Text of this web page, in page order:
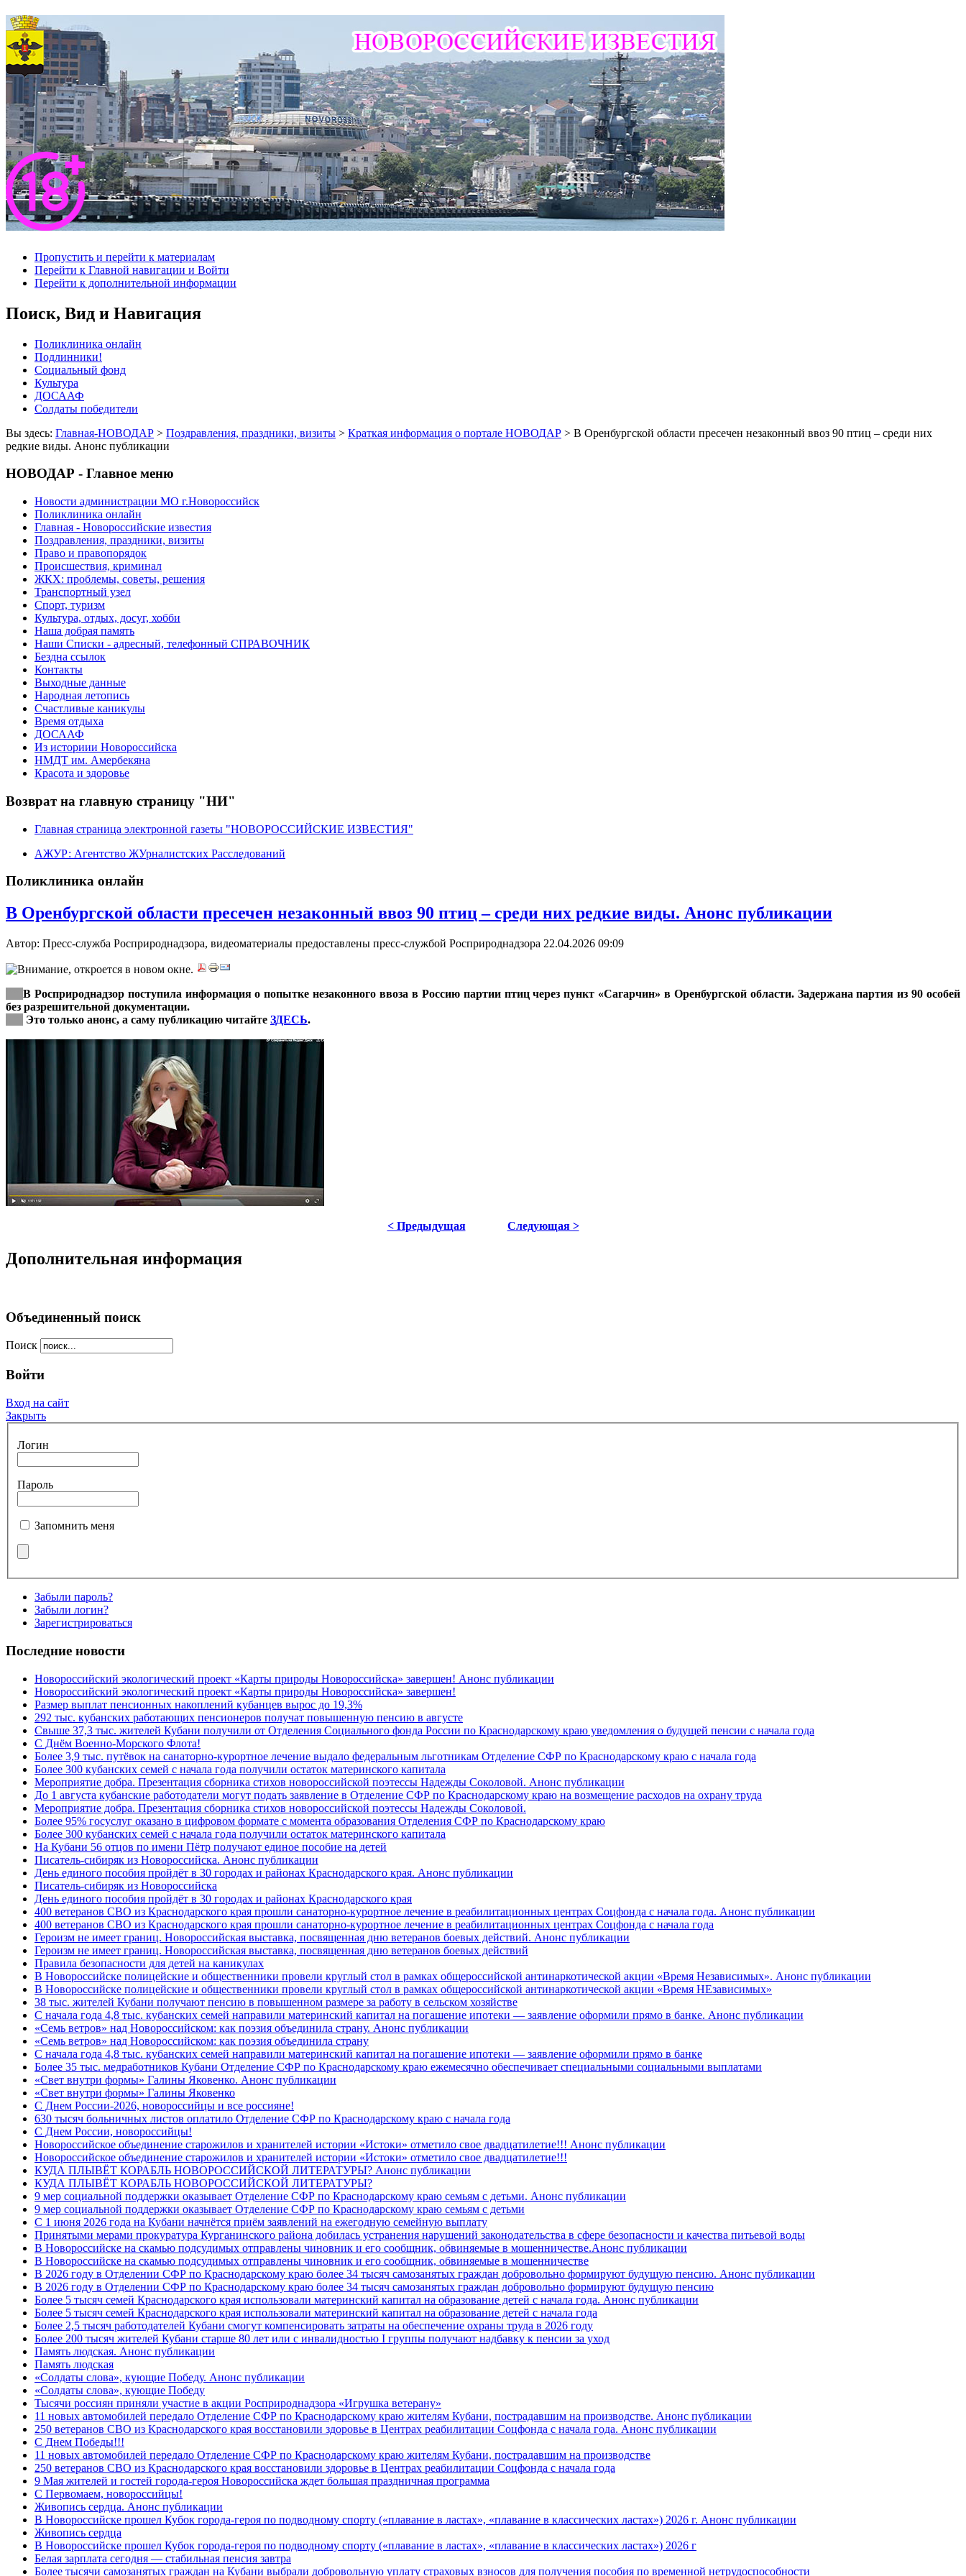
Пропустить и перейти к материалам
Перейти к Главной навигации и Войти
Перейти к дополнительной информации
Поиск, Вид и Навигация
Поликлиника онлайн
Подлинники!
Социальный фонд
Культура
ДОСААФ
Солдаты победители
Вы здесь: Главная-НОВОДАР > Поздравления, праздники, визиты > Краткая информация о портале НОВОДАР > В Оренбургской области пресечен незаконный ввоз 90 птиц – среди них
редкие виды. Анонс публикации
НОВОДАР - Главное меню
Новости администрации МО г.Новороссийск
Поликлиника онлайн
Главная - Новороссийские известия
Поздравления, праздники, визиты
Право и правопорядок
Происшествия, криминал
ЖКХ: проблемы, советы, решения
Транспортный узел
Спорт, туризм
Культура, отдых, досуг, хобби
Наша добрая память
Наши Списки - адресный, телефонный СПРАВОЧНИК
Бездна ссылок
Контакты
Выходные данные
Народная летопись
Счастливые каникулы
Время отдыха
ДОСААФ
Из историии Новороссийска
НМДТ им. Амербекяна
Красота и здоровье
Возврат на главную страницу "НИ"
Главная страница электронной газеты "НОВОРОССИЙСКИЕ ИЗВЕСТИЯ"
АЖУР: Агентство ЖУрналистских Расследований
Поликлиника онлайн
В Оренбургской области пресечен незаконный ввоз 90 птиц – среди них редкие виды. Анонс публикации
Автор: Пресс-служба Росприроднадзора, видеоматериалы предоставлены пресс-службой Росприроднадзора 22.04.2026 09:09
В Росприроднадзор поступила информация о попытке незаконного ввоза в Россию партии птиц через пункт «Сагарчин» в Оренбургской области. Задержана партия из 90 особей
без разрешительной документации.
Это только анонс, а саму публикацию читайте ЗДЕСЬ.
< Предыдущая Следующая >
Дополнительная информация
Объединенный поиск
Поиск
Войти
Вход на сайт
Закрыть
Логин
Пароль
Запомнить меня
Забыли пароль?
Забыли логин?
Зарегистрироваться
Последние новости
Новороссийский экологический проект «Карты природы Новороссийска» завершен! Анонс публикации
Новороссийский экологический проект «Карты природы Новороссийска» завершен!
Размер выплат пенсионных накоплений кубанцев вырос до 19,3%
292 тыс. кубанских работающих пенсионеров получат повышенную пенсию в августе
Свыше 37,3 тыс. жителей Кубани получили от Отделения Социального фонда России по Краснодарскому краю уведомления о будущей пенсии с начала года
C Днём Военно-Морского Флота!
Более 3,9 тыс. путёвок на санаторно-курортное лечение выдало федеральным льготникам Отделение СФР по Краснодарскому краю с начала года
Более 300 кубанских семей с начала года получили остаток материнского капитала
Мероприятие добра. Презентация сборника стихов новороссийской поэтессы Надежды Соколовой. Анонс публикации
До 1 августа кубанские работодатели могут подать заявление в Отделение СФР по Краснодарскому краю на возмещение расходов на охрану труда
Мероприятие добра. Презентация сборника стихов новороссийской поэтессы Надежды Соколовой.
Более 95% госуслуг оказано в цифровом формате с момента образования Отделения СФР по Краснодарскому краю
Более 300 кубанских семей с начала года получили остаток материнского капитала
На Кубани 56 отцов по имени Пётр получают единое пособие на детей
Писатель-сибиряк из Новороссийска. Анонс публикации
День единого пособия пройдёт в 30 городах и районах Краснодарского края. Анонс публикации
Писатель-сибиряк из Новороссийска
День единого пособия пройдёт в 30 городах и районах Краснодарского края
400 ветеранов СВО из Краснодарского края прошли санаторно-курортное лечение в реабилитационных центрах Соцфонда с начала года. Анонс публикации
400 ветеранов СВО из Краснодарского края прошли санаторно-курортное лечение в реабилитационных центрах Соцфонда с начала года
Героизм не имеет границ. Новороссийская выставка, посвященная дню ветеранов боевых действий. Анонс публикации
Героизм не имеет границ. Новороссийская выставка, посвященная дню ветеранов боевых действий
Правила безопасности для детей на каникулах
В Новороссийске полицейские и общественники провели круглый стол в рамках общероссийской антинаркотической акции «Время Независимых». Анонс публикации
В Новороссийске полицейские и общественники провели круглый стол в рамках общероссийской антинаркотической акции «Время НЕзависимых»
38 тыс. жителей Кубани получают пенсию в повышенном размере за работу в сельском хозяйстве
С начала года 4,8 тыс. кубанских семей направили материнский капитал на погашение ипотеки — заявление оформили прямо в банке. Анонс публикации
«Семь ветров» над Новороссийском: как поэзия объединила страну. Анонс публикации
«Семь ветров» над Новороссийском: как поэзия объединила страну
С начала года 4,8 тыс. кубанских семей направили материнский капитал на погашение ипотеки — заявление оформили прямо в банке
Более 35 тыс. медработников Кубани Отделение СФР по Краснодарскому краю ежемесячно обеспечивает специальными социальными выплатами
«Свет внутри формы» Галины Яковенко. Анонс публикации
«Свет внутри формы» Галины Яковенко
C Днем России-2026, новороссийцы и все россияне!
630 тысяч больничных листов оплатило Отделение СФР по Краснодарскому краю с начала года
C Днем России, новороссийцы!
Новороссийское объединение старожилов и хранителей истории «Истоки» отметило свое двадцатилетие!!! Анонс публикации
Новороссийское объединение старожилов и хранителей истории «Истоки» отметило свое двадцатилетие!!!
КУДА ПЛЫВЁТ КОРАБЛЬ НОВОРОССИЙСКОЙ ЛИТЕРАТУРЫ? Анонс публикации
КУДА ПЛЫВЁТ КОРАБЛЬ НОВОРОССИЙСКОЙ ЛИТЕРАТУРЫ?
9 мер социальной поддержки оказывает Отделение СФР по Краснодарскому краю семьям с детьми. Анонс публикации
9 мер социальной поддержки оказывает Отделение СФР по Краснодарскому краю семьям с детьми
С 1 июня 2026 года на Кубани начнётся приём заявлений на ежегодную семейную выплату
Принятыми мерами прокуратура Курганинского района добилась устранения нарушений законодательства в сфере безопасности и качества питьевой воды
В Новороссийске на скамью подсудимых отправлены чиновник и его сообщник, обвиняемые в мошенничестве.Анонс публикации
В Новороссийске на скамью подсудимых отправлены чиновник и его сообщник, обвиняемые в мошенничестве
В 2026 году в Отделении СФР по Краснодарскому краю более 34 тысяч самозанятых граждан добровольно формируют будущую пенсию. Анонс публикации
В 2026 году в Отделении СФР по Краснодарскому краю более 34 тысяч самозанятых граждан добровольно формируют будущую пенсию
Более 5 тысяч семей Краснодарского края использовали материнский капитал на образование детей с начала года. Анонс публикации
Более 5 тысяч семей Краснодарского края использовали материнский капитал на образование детей с начала года
Более 2,5 тысяч работодателей Кубани смогут компенсировать затраты на обеспечение охраны труда в 2026 году
Более 200 тысяч жителей Кубани старше 80 лет или с инвалидностью I группы получают надбавку к пенсии за уход
Память людская. Анонс публикации
Память людская
«Солдаты слова», кующие Победу. Анонс публикации
«Солдаты слова», кующие Победу
Тысячи россиян приняли участие в акции Росприроднадзора «Игрушка ветерану»
11 новых автомобилей передало Отделение СФР по Краснодарскому краю жителям Кубани, пострадавшим на производстве. Анонс публикации
250 ветеранов СВО из Краснодарского края восстановили здоровье в Центрах реабилитации Соцфонда с начала года. Анонс публикации
С Днем Победы!!!
11 новых автомобилей передало Отделение СФР по Краснодарскому краю жителям Кубани, пострадавшим на производстве
250 ветеранов СВО из Краснодарского края восстановили здоровье в Центрах реабилитации Соцфонда с начала года
9 Мая жителей и гостей города-героя Новороссийска ждет большая праздничная программа
C Первомаем, новороссийцы!
Живопись сердца. Анонс публикации
В Новороссийске прошел Кубок города-героя по подводному спорту («плавание в ластах», «плавание в классических ластах») 2026 г. Анонс публикации
Живопись сердца
В Новороссийске прошел Кубок города-героя по подводному спорту («плавание в ластах», «плавание в классических ластах») 2026 г
Белая зарплата сегодня — стабильная пенсия завтра
Более тысячи самозанятых граждан на Кубани выбрали добровольную уплату страховых взносов для получения пособия по временной нетрудоспособности